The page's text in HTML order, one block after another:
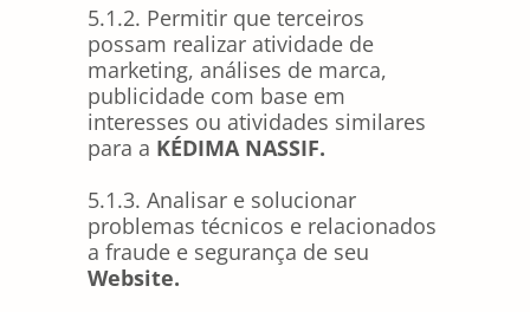
5.1.2. Permitir que terceiros
possam realizar atividade de
marketing, análises de marca,
publicidade com base em
interesses ou atividades similares
para a KÉDIMA NASSIF.
5.1.3. Analisar e solucionar
problemas técnicos e relacionados
a fraude e segurança de seu
Website.